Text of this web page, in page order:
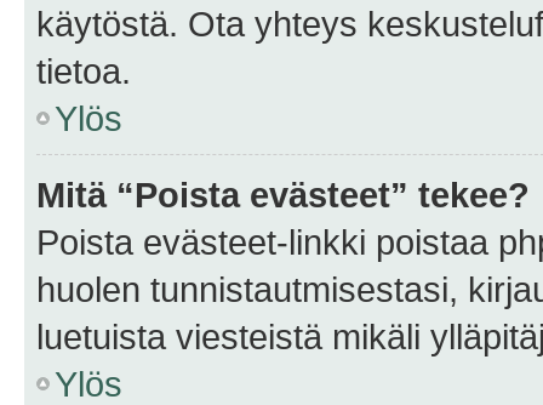
käytöstä. Ota yhteys
tietoa.
Ylös
Mitä “Poista evästeet” tekee?
Poista evästeet-linkki poistaa
huolen tunnistautmisestasi,
luetuista viesteistä mikäli
Ylös